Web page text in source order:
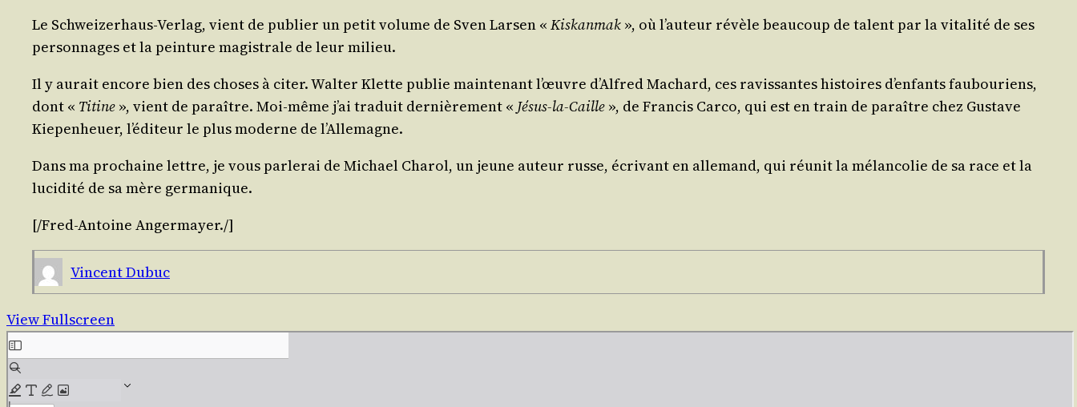
Le Schwei­ze­rhaus-Ver­lag, vient de publier un petit volume de Sven Lar­sen « Kis­kan­mak », où l’auteur révèle beau­coup de talent par la vita­li­té de ses
per­son­nages et la pein­ture magis­trale de leur milieu.
Il y aurait encore bien des choses à citer. Wal­ter Klette publie main­te­nant l’œuvre d’Alfred Machard, ces ravis­santes his­toires d’enfants fau­bou­riens,
dont « Titine », vient de paraître. Moi-même j’ai tra­duit der­niè­re­ment « Jésus-la-Caille », de Fran­cis Car­co, qui est en train de paraître chez Gus­tave
Kie­pen­heuer, l’éditeur le plus moderne de l’Allemagne.
Dans ma pro­chaine lettre, je vous par­le­rai de Michael Cha­rol, un jeune auteur russe, écri­vant en alle­mand, qui réunit la mélan­co­lie de sa race et la
luci­di­té de sa mère germanique.
[/Fred-Antoine Anger­mayer./​]
Vincent Dubuc
View Fullscreen